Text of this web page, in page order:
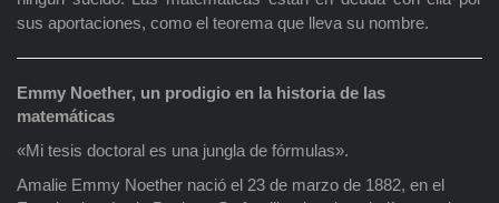
sus aportaciones, como el teorema que lleva su nombre.
Emmy Noether, un prodigio en la historia de las
matemáticas
«Mi tesis doctoral es una jungla de fórmulas».
Amalie Emmy Noether nació el 23 de marzo de 1882, en el